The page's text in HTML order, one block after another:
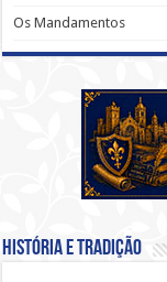
Os Mandamentos
História e Tradição